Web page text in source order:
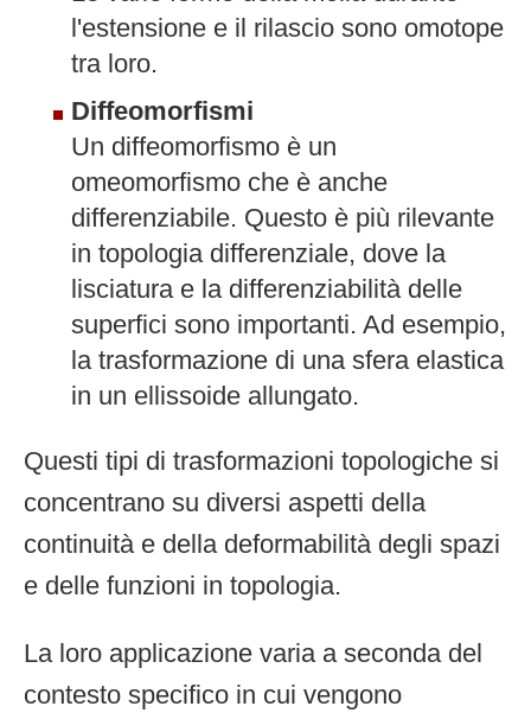
l'estensione e il rilascio sono omotope
tra loro.
Diffeomorfismi
Un diffeomorfismo è un
omeomorfismo che è anche
differenziabile. Questo è più rilevante
in topologia differenziale, dove la
lisciatura e la differenziabilità delle
superfici sono importanti. Ad esempio,
la trasformazione di una sfera elastica
in un ellissoide allungato.
Questi tipi di trasformazioni topologiche si
concentrano su diversi aspetti della
continuità e della deformabilità degli spazi
e delle funzioni in topologia.
La loro applicazione varia a seconda del
contesto specifico in cui vengono